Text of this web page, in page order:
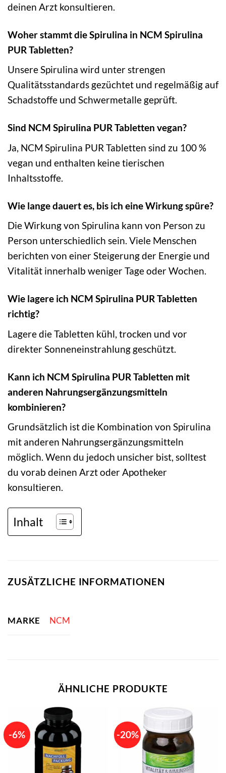
deinen Arzt konsultieren.
Woher stammt die Spirulina in NCM Spirulina
PUR Tabletten?
Unsere Spirulina wird unter strengen
Qualitätsstandards gezüchtet und regelmäßig auf
Schadstoffe und Schwermetalle geprüft.
Sind NCM Spirulina PUR Tabletten vegan?
Ja, NCM Spirulina PUR Tabletten sind zu 100 %
vegan und enthalten keine tierischen
Inhaltsstoffe.
Wie lange dauert es, bis ich eine Wirkung spüre?
Die Wirkung von Spirulina kann von Person zu
Person unterschiedlich sein. Viele Menschen
berichten von einer Steigerung der Energie und
Vitalität innerhalb weniger Tage oder Wochen.
Wie lagere ich NCM Spirulina PUR Tabletten
richtig?
Lagere die Tabletten kühl, trocken und vor
direkter Sonneneinstrahlung geschützt.
Kann ich NCM Spirulina PUR Tabletten mit
anderen Nahrungsergänzungsmitteln
kombinieren?
Grundsätzlich ist die Kombination von Spirulina
mit anderen Nahrungsergänzungsmitteln
möglich. Wenn du jedoch unsicher bist, solltest
du vorab deinen Arzt oder Apotheker
konsultieren.
Inhalt
ZUSÄTZLICHE INFORMATIONEN
MARKE NCM
ÄHNLICHE PRODUKTE
-6% -20%